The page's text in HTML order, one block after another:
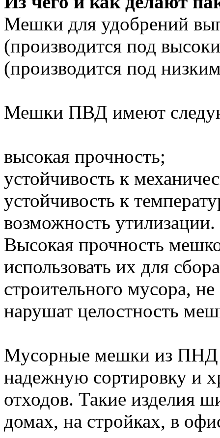
Мешки для удобрений
(производится под
(производится под
Мешки ПВД ​​имеют
высокая прочность;
устойчивость к
устойчивость к
возможность утилизации.
Высокая прочность
использовать их для
строительного мусора,
нарушат целостность
Мусорные мешки из ПНД
надежную сортировку и
отходов. Такие изделия
домах, на стройках, в